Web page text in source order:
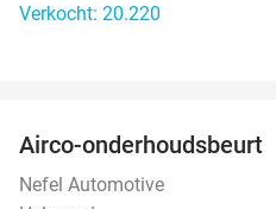
Verkocht: 20.220
Airco-onderhoudsbeurt
Nefel Automotive